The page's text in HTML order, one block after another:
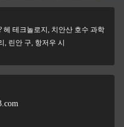
헤 테크놀로지, 치안산 호수 과학
, 린안 구, 항저우 시